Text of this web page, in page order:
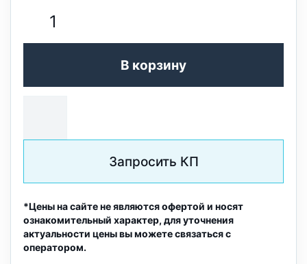
В корзину
Запросить КП
*Цены на сайте не являются офертой и носят
ознакомительный характер, для уточнения
актуальности цены вы можете связаться с
оператором.